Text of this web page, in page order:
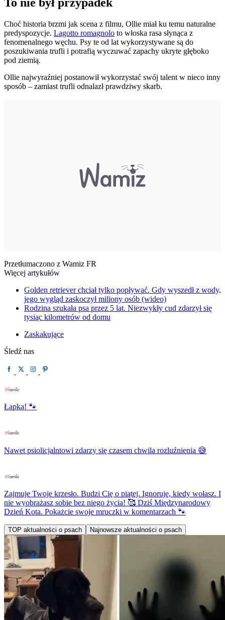
Choć historia brzmi jak scena z filmu, Ollie miał ku temu naturalne
predyspozycje. Lagotto romagnolo to włoska rasa słynąca z
fenomenalnego węchu. Psy te od lat wykorzystywane są do
poszukiwania trufli i potrafią wyczuwać zapachy ukryte głęboko
pod ziemią.
Ollie najwyraźniej postanowił wykorzystać swój talent w nieco inny
sposób – zamiast trufli odnalazł prawdziwy skarb.
Przetłumaczono z Wamiz FR
Więcej artykułów
Golden retriever chciał tylko popływać. Gdy wyszedł z wody,
jego wygląd zaskoczył miliony osób (wideo)
Rodzina szukała psa przez 5 lat. Niezwykły cud zdarzył się
tysiąc kilometrów od domu
Zaskakujące
Śledź nas
Łapka! 🐾
Nawet psiolicjalntowi zdarzy się czasem chwila rozluźnienia 😅
Zajmuje Twoje krzesło. Budzi Cię o piątej. Ignoruje, kiedy wołasz. I
nie wyobrażasz sobie bez niego życia! 🥰 Dziś Międzynarodowy
Dzień Kota. Pokażcie swoje mruczki w komentarzach 🐾
TOP aktualności o psach Najnowsze aktualności o psach